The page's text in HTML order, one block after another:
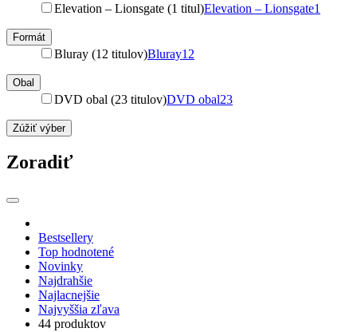
Elevation – Lionsgate (1 titul)Elevation – Lionsgate1
Formát
Bluray (12 titulov)Bluray12
Obal
DVD obal (23 titulov)DVD obal23
Zúžiť výber
Zoradiť
Bestsellery
Top hodnotené
Novinky
Najdrahšie
Najlacnejšie
Najvyššia zľava
44 produktov